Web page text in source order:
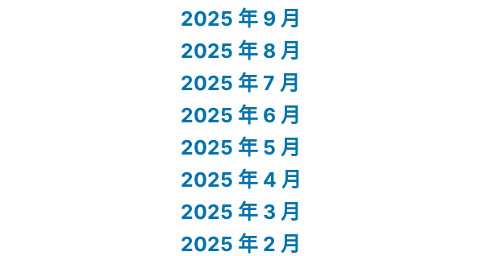
2025 年 9 月
2025 年 8 月
2025 年 7 月
2025 年 6 月
2025 年 5 月
2025 年 4 月
2025 年 3 月
2025 年 2 月